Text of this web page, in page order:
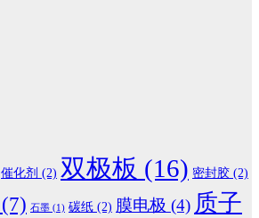
催化剂 (2) 双极板 (16) 密封胶 (2)
(7) 石墨 (1) 碳纸 (2) 膜电极 (4) 质子